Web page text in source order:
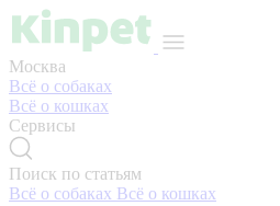
Москва
Всё о собаках
Всё о кошках
Сервисы
Поиск по статьям
Всё о собаках Всё о кошках